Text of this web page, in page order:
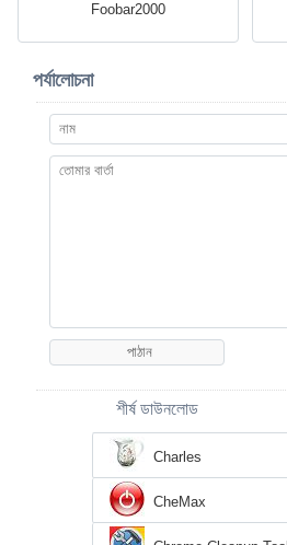
Foobar2000
পর্যালোচনা
শীর্ষ ডাউনলোড
Charles
CheMax